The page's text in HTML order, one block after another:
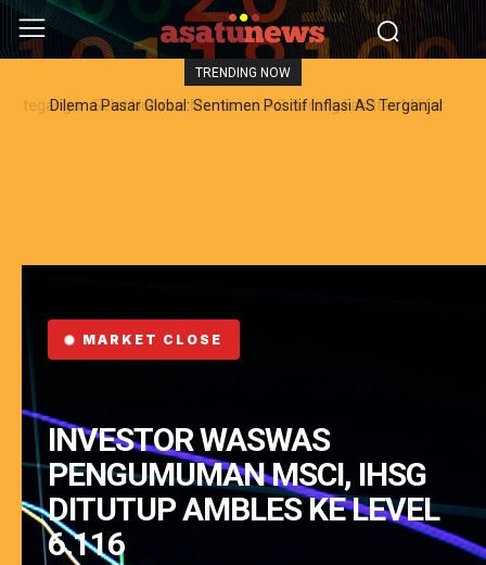
TRENDING NOW
Dilema Pasar Global: Sentimen Positif Inflasi AS Terganjal
MARKET CLOSE
INVESTOR WASWAS
PENGUMUMAN MSCI, IHSG
DITUTUP AMBLES KE LEVEL
6.116